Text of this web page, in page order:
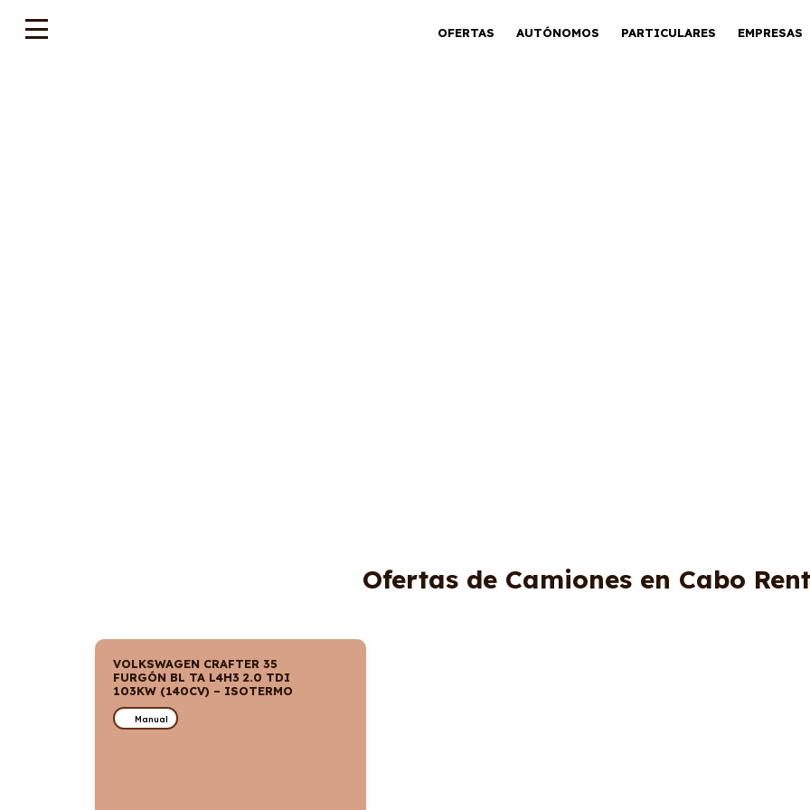
OFERTAS AUTÓNOMOS PARTICULARES EMPRESAS
Ofertas de Camiones en Cabo
VOLKSWAGEN CRAFTER 35
FURGÓN BL TA L4H3 2.0 TDI
103KW (140CV) – ISOTERMO
Manual